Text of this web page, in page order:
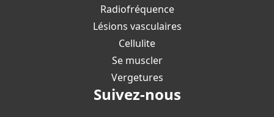
Radiofréquence
Lésions vasculaires
Cellulite
Se muscler
Vergetures
Suivez-nous